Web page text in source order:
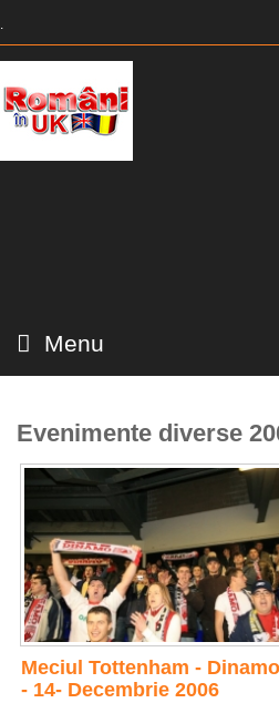
Menu
Evenimente diverse
Meciul Tottenham - Dinamo
- 14- Decembrie 2006